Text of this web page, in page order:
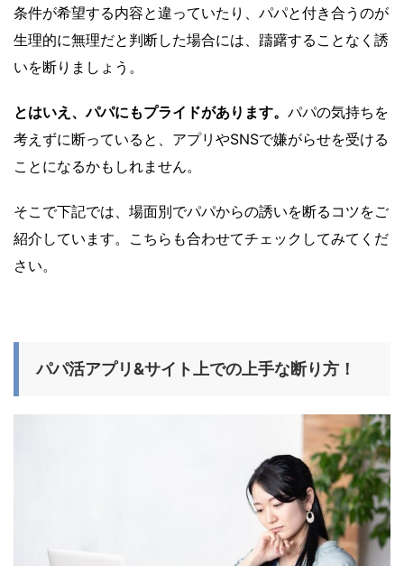
条件が希望する内容と違っていたり、パパと付き合うのが
生理的に無理だと判断した場合には、躊躇することなく誘
いを断りましょう。
とはいえ、パパにもプライドがあります。 パパの気持ちを
考えずに断っていると、アプリやSNSで嫌がらせを受ける
ことになるかもしれません。
そこで下記では、場面別でパパからの誘いを断るコツをご
紹介しています。こちらも合わせてチェックしてみてくだ
さい。
パパ活アプリ&サイト上での上手な断り方！